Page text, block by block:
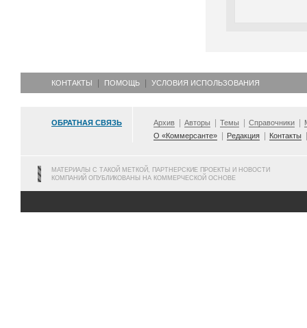
КОНТАКТЫ ПОМОЩЬ УСЛОВИЯ ИСПОЛЬЗОВАНИЯ
ОБРАТНАЯ СВЯЗЬ Архив Авторы Темы Справочники
О «Коммерсанте»
Редакция Контакты
МАТЕРИАЛЫ С ТАКОЙ МЕТКОЙ, ПАРТНЕРСКИЕ ПРОЕКТЫ И НОВОСТИ
КОМПАНИЙ ОПУБЛИКОВАНЫ НА КОММЕРЧЕСКОЙ ОСНОВЕ